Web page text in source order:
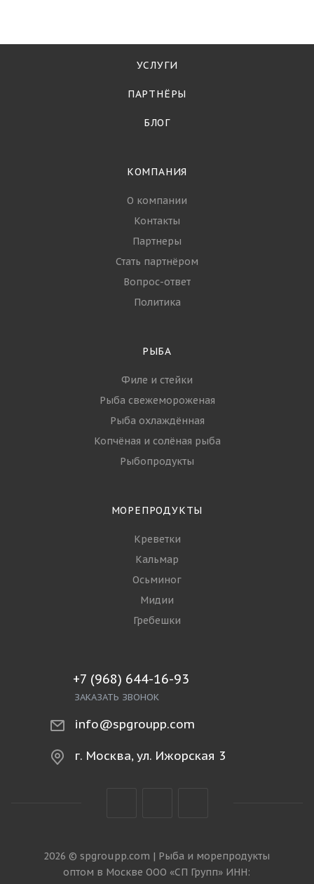
УСЛУГИ
ПАРТНЁРЫ
БЛОГ
КОМПАНИЯ
О компании
Контакты
Партнеры
Стать партнёром
Вопрос-ответ
Политика
РЫБА
Филе и стейки
Рыба свежемороженая
Рыба охлаждённая
Копчёная и солёная рыба
Рыбопродукты
МОРЕПРОДУКТЫ
Креветки
Кальмар
Осьминог
Мидии
Гребешки
+7 (968) 644-16-93
ЗАКАЗАТЬ ЗВОНОК
info@spgroupp.com
г. Москва, ул. Ижорская 3
2026 © spgroupp.com | Рыба и морепродукты
оптом в Москве ООО «СП Групп» ИНН: